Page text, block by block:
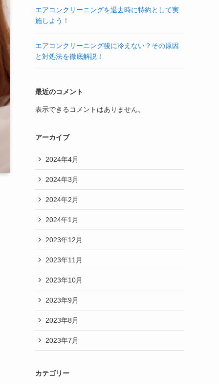
エアコンクリーニングを退去時に特約として実
施しよう！
エアコンクリーニング後に冷えない？その原因
と対処法を徹底解説！
最近のコメント
表示できるコメントはありません。
アーカイブ
2024年4月
2024年3月
2024年2月
2024年1月
2023年12月
2023年11月
2023年10月
2023年9月
2023年8月
2023年7月
カテゴリー